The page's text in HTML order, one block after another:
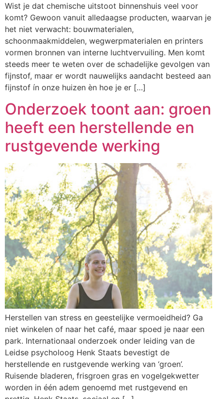
Wist je dat chemische uitstoot binnenshuis veel voor
komt? Gewoon vanuit alledaagse producten, waarvan je
het niet verwacht: bouwmaterialen,
schoonmaakmiddelen, wegwerpmaterialen en printers
vormen bronnen van interne luchtvervuiling. Men komt
steeds meer te weten over de schadelijke gevolgen van
fijnstof, maar er wordt nauwelijks aandacht besteed aan
fijnstof ín onze huizen èn hoe je er […]
Onderzoek toont aan: groen
heeft een herstellende en
rustgevende werking
Herstellen van stress en geestelijke vermoeidheid? Ga
niet winkelen of naar het café, maar spoed je naar een
park. Internationaal onderzoek onder leiding van de
Leidse psycholoog Henk Staats bevestigt de
herstellende en rustgevende werking van ‘groen’.
Ruisende bladeren, frisgroen gras en vogelgekwetter
worden in één adem genoemd met rustgevend en